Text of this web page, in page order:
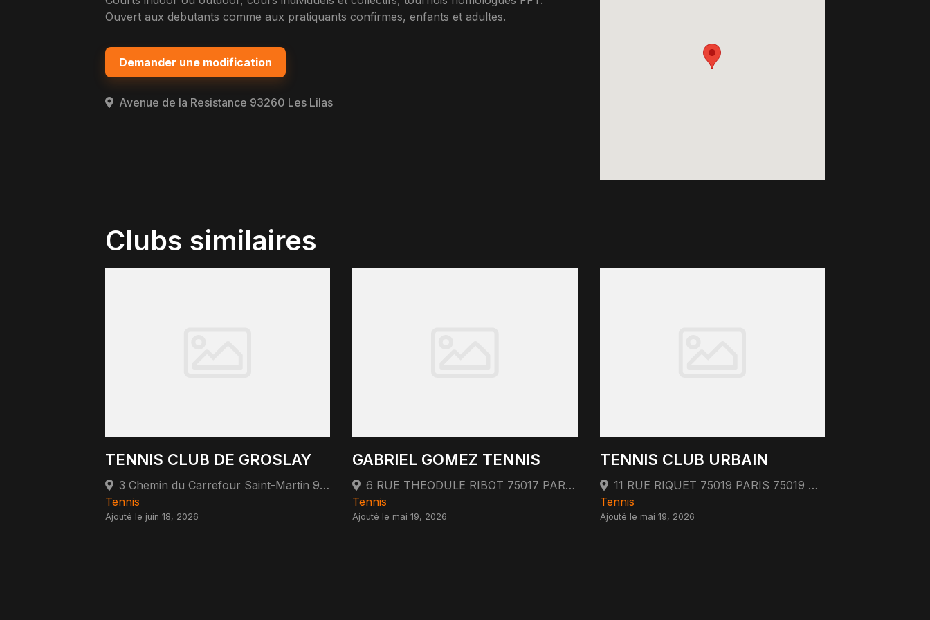
Ouvert aux debutants comme aux pratiquants confirmes, enfants et adultes.
Demander une modification
Avenue de la Resistance 93260 Les Lilas
Clubs similaires
TENNIS CLUB DE GROSLAY
3 Chemin du Carrefour Saint-Martin 95410 Groslay
Tennis
Ajouté le juin 18, 2026
GABRIEL GOMEZ TENNIS
6 RUE THEODULE RIBOT 75017 PARIS 75017 Paris
Tennis
Ajouté le mai 19, 2026
TENNIS CLUB URBAIN
11 RUE RIQUET 75019 PARIS 75019 Paris
Tennis
Ajouté le mai 19, 2026